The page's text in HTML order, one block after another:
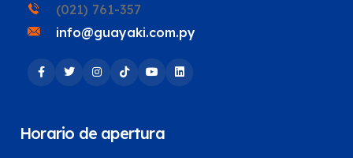
(021) 761-357
info@guayaki.com.py
Horario de apertura